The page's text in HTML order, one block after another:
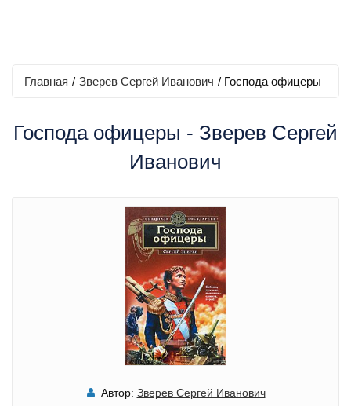
Главная / Зверев Сергей Иванович / Господа офицеры
Господа офицеры - Зверев Сергей
Иванович
Автор: Зверев Сергей Иванович